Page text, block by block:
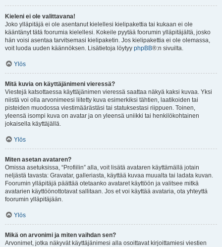
Kieleni ei ole valittavana!
Joko ylläpitäjä ei ole asentanut kielellesi kielipakettia tai kukaan ei ole
kääntänyt tätä foorumia kielellesi. Kokeile pyytää foorumin ylläpitäjältä, josko
hän voisi asentaa tarvitsemasi kielipaketin. Jos kielipakettia ei ole olemassa,
voit luoda uuden käännöksen. Lisätietoja löytyy phpBB®:n sivuilta.
Ylös
Mitä kuvia on käyttäjänimeni vieressä?
Viestejä katsottaessa käyttäjänimen vieressä saattaa näkyä kaksi kuvaa. Yksi
niistä voi olla arvonimeesi liitetty kuva esimerkiksi tähtien, laatikoiden tai
pisteiden muodossa viestimäärästäsi tai statuksestasi riippuen. Toinen,
yleensä isompi kuva on avatar ja on yleensä uniikki tai henkilökohtainen
jokaisella käyttäjällä.
Ylös
Miten asetan avataren?
Omissa asetuksissa, “Profiilin” alla, voit lisätä avataren käyttämällä jotain
neljästä tavasta: Gravatar, galleriasta, käyttää kuvaa muualta tai ladata kuvan.
Foorumin ylläpitäjä päättää otetaanko avataret käyttöön ja valitsee mitkä
avatarien käyttöönottotavat sallitaan. Jos et voi käyttää avataria, ota yhteyttä
foorumin ylläpitäjään.
Ylös
Mikä on arvonimi ja miten vaihdan sen?
Arvonimet, jotka näkyvät käyttäjänimesi alla osoittavat kirjoittamiesi viestien